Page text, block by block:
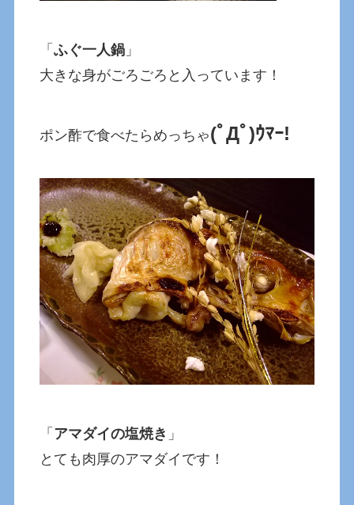
「ふぐ一人鍋 」
大きな身がごろごろと入っています！
ポン酢で食べたらめっちゃ(ﾟДﾟ)ｳﾏｰ!
「 アマダイの塩焼き 」
とても肉厚のアマダイです！